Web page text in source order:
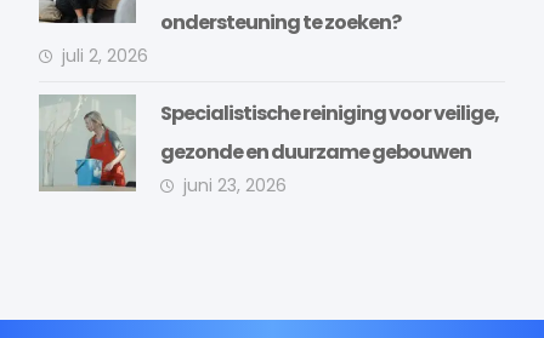
ondersteuning te zoeken?
juli 2, 2026
Specialistische reiniging voor veilige,
gezonde en duurzame gebouwen
juni 23, 2026